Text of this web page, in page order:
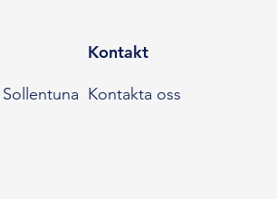
Sollentuna
Kontakt
Kontakta oss